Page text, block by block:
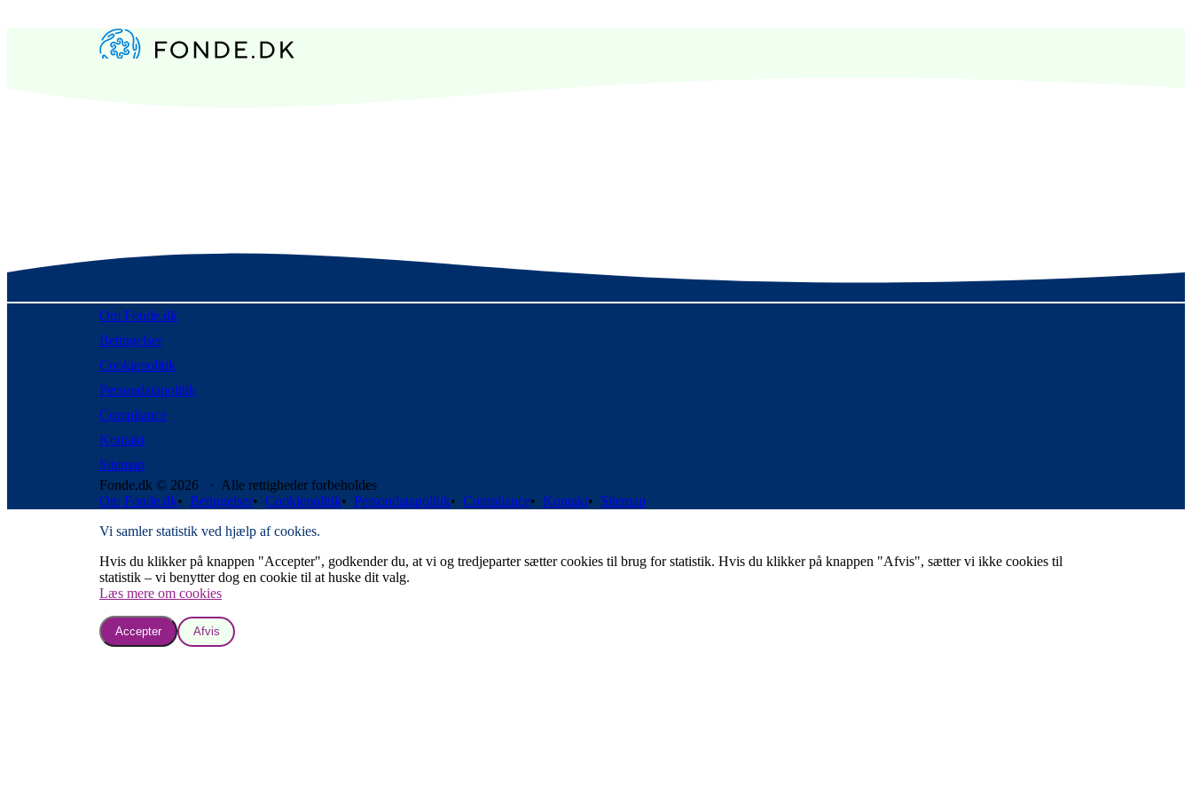
Om Fonde.dk
Betingelser
Cookiepolitik
Persondatapolitik
Compliance
Kontakt
Sitemap
Fonde.dk © 2026 · Alle rettigheder forbeholdes
Om Fonde.dk• Betingelser• Cookiepolitik• Persondatapolitik• Compliance• Kontakt• Sitemap
Vi samler statistik ved hjælp af cookies.
Hvis du klikker på knappen "Accepter", godkender du, at vi og tredjeparter sætter cookies til brug for statistik. Hvis du klikker på knappen "Afvis", sætter vi ikke cookies til
statistik – vi benytter dog en cookie til at huske dit valg.
Læs mere om cookies
Accepter Afvis